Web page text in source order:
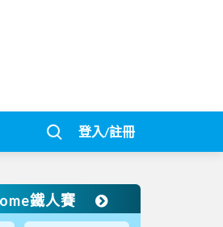
登入/註冊
鐵人賽